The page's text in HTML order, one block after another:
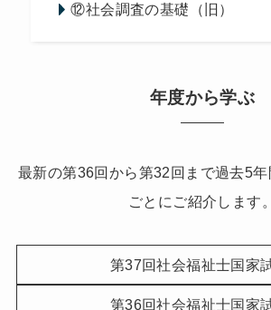
⑫社会調査の基礎（旧）
年度から学ぶ
最新の第36回から第32回まで過去5
ごとにご紹介します。
第37回社会福祉士国家
第36回社会福祉士国家